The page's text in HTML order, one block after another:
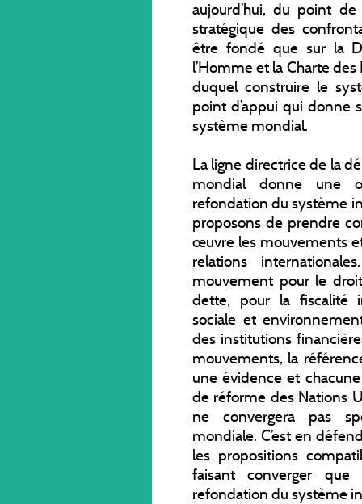
aujourd’hui, du point
stratégique des
être fondé que sur la
l’Homme et la Charte
duquel construire le
point d’appui qui donne
système mondial.
La ligne directrice de la
mondial donne une
refondation du système
proposons de prendre
œuvre les mouvements
relations
mouvement pour le
dette, pour la fiscalité
sociale et
des institutions
mouvements, la
une évidence et
de réforme des Nations
ne convergera pas
mondiale. C’est en
les propositions
faisant converger que
refondation du système